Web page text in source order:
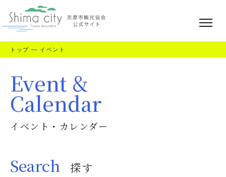
トップ — イベント
Event &
Calendar
イベント・カレンダー
Search 探す